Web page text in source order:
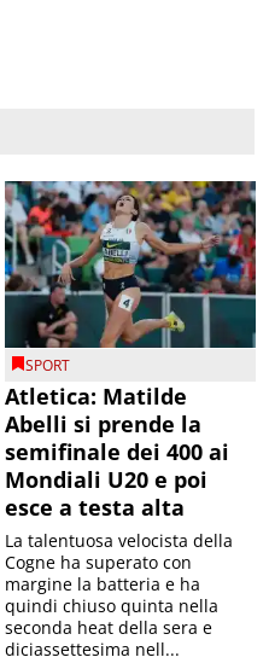
SPORT
Atletica: Matilde
Abelli si prende la
semifinale dei 400 ai
Mondiali U20 e poi
esce a testa alta
La talentuosa velocista della
Cogne ha superato con
margine la batteria e ha
quindi chiuso quinta nella
seconda heat della sera e
diciassettesima nell...